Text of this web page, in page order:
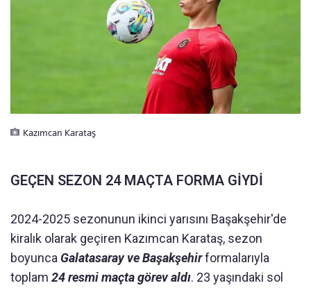
Kazımcan Karataş
GEÇEN SEZON 24 MAÇTA FORMA GİYDİ
2024-2025 sezonunun ikinci yarısını Başakşehir'de
kiralık olarak geçiren Kazımcan Karataş, sezon
boyunca Galatasaray ve Başakşehirformalarıyla
toplam 24 resmi maçta görev aldı. 23 yaşındaki sol